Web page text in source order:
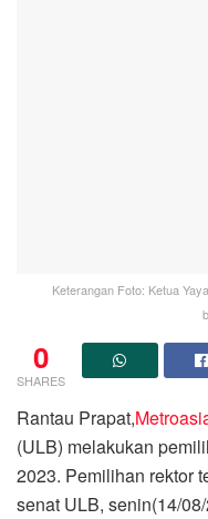
Keterangan Foto: Ketua
0
SHARES
Rantau Prapat,
(ULB) melakukan
2023. Pemilihan rektor
senat ULB, senin(14/